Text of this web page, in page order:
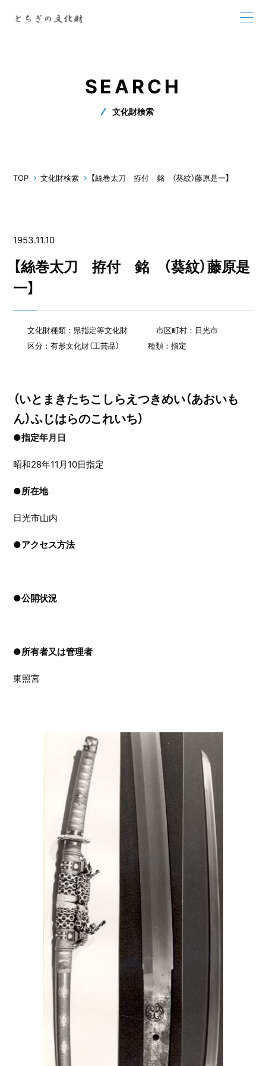
SEARCH
文化財検索
TOP 文化財検索 【絲巻太刀 拵付 銘 （葵紋）藤原是一】
1953.11.10
【絲巻太刀 拵付 銘 （葵紋）藤原是
一】
文化財種類：県指定等文化財
市区町村：日光市
区分：有形文化財（工芸品）
種類：指定
（いとまきたちこしらえつきめい（あおいも
ん）ふじはらのこれいち）
●指定年月日
昭和28年11月10日指定
●所在地
日光市山内
●アクセス方法
●公開状況
●所有者又は管理者
東照宮